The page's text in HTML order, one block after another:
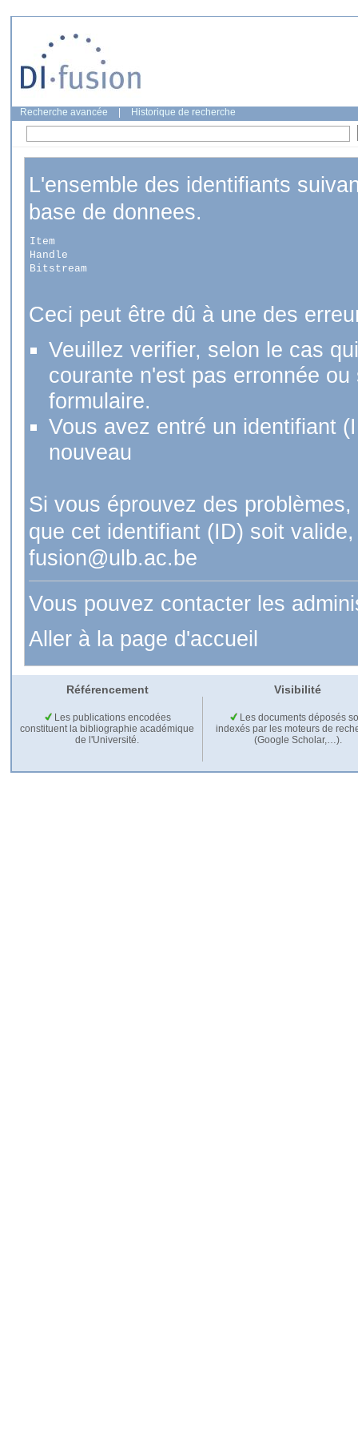
Recherche avancée Historique de recherche
L'ensemble des identifiants
base de donnees.
Item
Handle
Bitstream
Ceci peut être dû à une des
Veuillez verifier, selon le cas
courante n'est pas erronnée
formulaire.
Vous avez entré un identifiant
nouveau
Si vous éprouvez des
que cet identifiant (ID) soit
fusion@ulb.ac.be
Vous pouvez contacter les
Aller à la page d'accueil
Référencement Visibilité
Les publications encodées
constituent la bibliographie académique
de l'Université.
Les documents déposés
indexés par les moteurs de
(Google Scholar,…).